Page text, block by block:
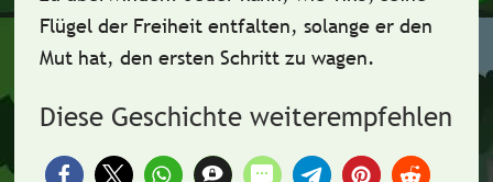
Flügel der Freiheit entfalten, solange er den
Mut hat, den ersten Schritt zu wagen.
Diese Geschichte weiterempfehlen